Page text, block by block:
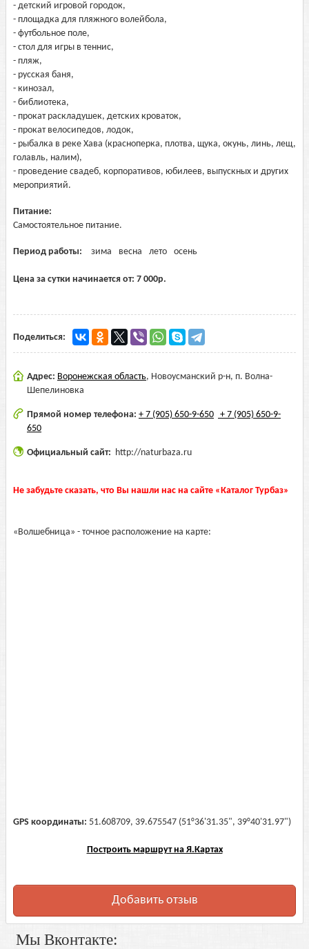
- детский игровой городок,
- площадка для пляжного волейбола,
- футбольное поле,
- стол для игры в теннис,
- пляж,
- русская баня,
- кинозал,
- библиотека,
- прокат раскладушек, детских кроваток,
- прокат велосипедов, лодок,
- рыбалка в реке Хава (красноперка, плотва, щука, окунь, линь, лещ,
голавль, налим),
- проведение свадеб, корпоративов, юбилеев, выпускных и других
мероприятий.
Питание:
Самостоятельное питание.
Период работы: зима весна лето осень
Цена за сутки начинается от: 7 000р.
Поделиться:
Адрес: Воронежская область, Новоусманский р-н, п. Волна-
Шепелиновка
Прямой номер телефона: + 7 (905) 650-9-650 + 7 (905) 650-9-
650
Официальный сайт: http://naturbaza.ru
Не забудьте сказать, что Вы нашли нас на сайте «Каталог Турбаз»
«Волшебница» - точное расположение на карте:
GPS координаты: 51.608709, 39.675547 (51°36'31.35", 39°40'31.97")
Построить маршрут на Я.Картах
Добавить отзыв
Мы Вконтакте: